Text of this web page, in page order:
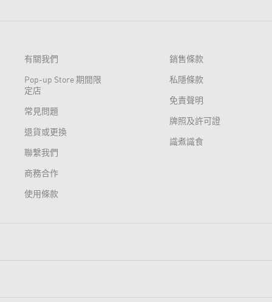
有關我們
Pop-up Store 期間限
定店
常見問題
退貨或更換
聯繫我們
商務合作
使用條款
銷售條款
私隱條款
免責聲明
牌照及許可證
識煮識食